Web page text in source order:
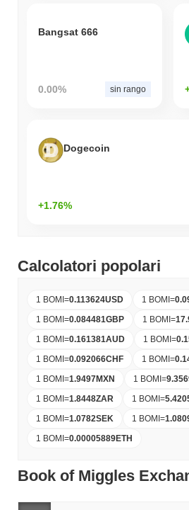
Bangsat 666
0.00% sin rango
Dogecoin
+1.76%
Calcolatori popolari
1 BOMI =0.113624USD 1 BOMI =
1 BOMI =0.084481GBP 1 BOMI =
1 BOMI =0.161381AUD 1 BOMI =
1 BOMI =0.092066CHF 1 BOMI =
1 BOMI =1.9497MXN 1 BOMI =
1 BOMI =1.8448ZAR 1 BOMI =
1 BOMI =1.0782SEK 1 BOMI =
1 BOMI =0.00005889ETH
Book of Miggles